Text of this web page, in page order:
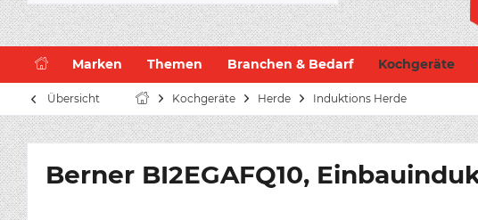
Marken Themen Branchen & Bedarf Kochgeräte
Übersicht Kochgeräte Herde Induktions Herde
Berner BI2EGAFQ10,